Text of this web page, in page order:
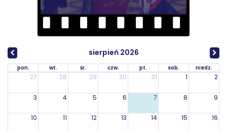
sierpień 2026
pon. wt. śr. czw. pt. sob. niedz.
27 28 29 30 31 1 2
3 4 5 6 7 8 9
10 11 12 13 14 15 16